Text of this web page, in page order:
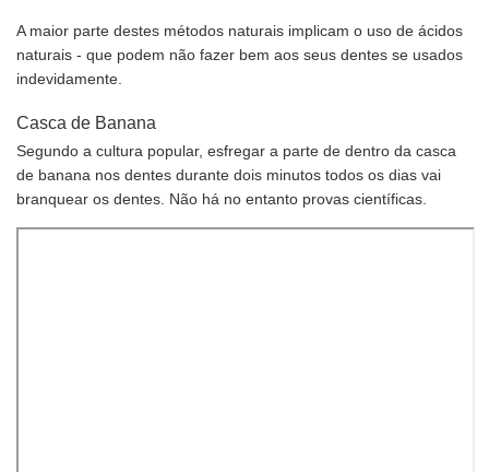
A maior parte destes métodos naturais implicam o uso de ácidos
naturais - que podem não fazer bem aos seus dentes se usados
indevidamente.
Casca de Banana
Segundo a cultura popular, esfregar a parte de dentro da casca
de banana nos dentes durante dois minutos todos os dias vai
branquear os dentes. Não há no entanto provas científicas.